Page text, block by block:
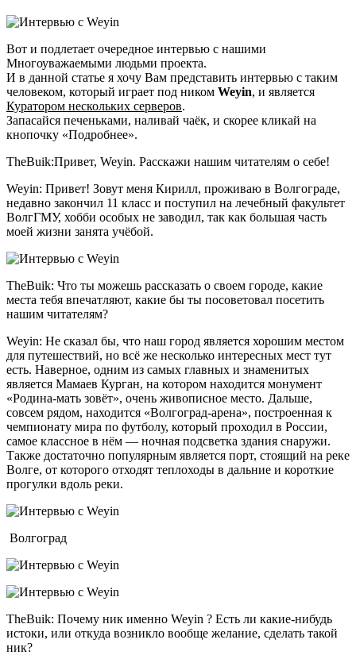
Вот и подлетает очередное интервью с нашими
Многоуважаемыми людьми проекта.
И в данной статье я хочу Вам представить интервью с таким
человеком, который играет под ником Weyin, и является
Куратором нескольких серверов.
Запасайся печеньками, наливай чаёк, и скорее кликай на
кнопочку «Подробнее».
TheBuik:Привет, Weyin. Расскажи нашим читателям о себе!
Weyin: Привет! Зовут меня Кирилл, проживаю в Волгограде,
недавно закончил 11 класс и поступил на лечебный факультет
ВолгГМУ, хобби особых не заводил, так как большая часть
моей жизни занята учёбой.
TheBuik: Что ты можешь рассказать о своем городе, какие
места тебя впечатляют, какие бы ты посоветовал посетить
нашим читателям?
Weyin: Не сказал бы, что наш город является хорошим местом
для путешествий, но всё же несколько интересных мест тут
есть. Наверное, одним из самых главных и знаменитых
является Мамаев Курган, на котором находится монумент
«Родина-мать зовёт», очень живописное место. Дальше,
совсем рядом, находится «Волгоград-арена», построенная к
чемпионату мира по футболу, который проходил в России,
самое классное в нём — ночная подсветка здания снаружи.
Также достаточно популярным является порт, стоящий на реке
Волге, от которого отходят теплоходы в дальние и короткие
прогулки вдоль реки.
Волгоград
TheBuik: Почему ник именно Weyin ? Есть ли какие-нибудь
истоки, или откуда возникло вообще желание, сделать такой
ник?